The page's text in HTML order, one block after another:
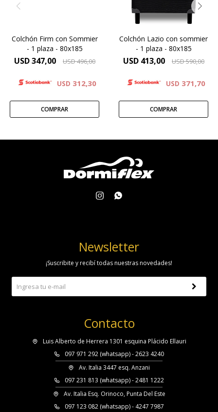
Colchón Firm con Sommier
- 1 plaza - 80x185
USD 347,00 USD496,00
USD 312,30
Colchón Lazio con sommier
- 1 plaza - 80x185
USD 413,00 USD590,00
USD 371,70
 
Contacto
Luis Alberto de Herrera 1301 esquina Plácido Ellauri
097 971 292 (whatsapp) - 2623 4240
Av. Italia 3447 esq. Anzani
097 231 813 (whatsapp) - 2481 1222
Av. Italia Esq. Orinoco, Punta Del Este
097 123 082 (whatsapp) - 4247 7987
Newsletter
¡Suscribite y recibí todas nuestras novedades!